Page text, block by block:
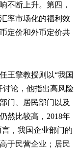
不断上升。第四，
率市场化的福利效
定价和外币定价共
王擎教授则以“我国
讨论，他指出高风险
门、居民部门以及
然比较高，2018年
，我国企业部门的
于民营企业；居民